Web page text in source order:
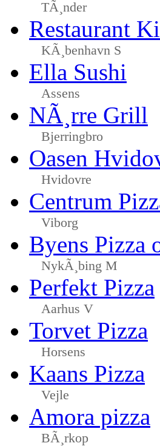
TÃ¸nder
Restaurant
KÃ¸benhavn S
Ella Sushi
Assens
NÃ¸rre Grill
Bjerringbro
Oasen
Hvidovre
Centrum
Viborg
Byens Pizza
NykÃ¸bing M
Perfekt Pizza
Aarhus V
Torvet Pizza
Horsens
Kaans Pizza
Vejle
Amora pizza
BÃ¸rkop